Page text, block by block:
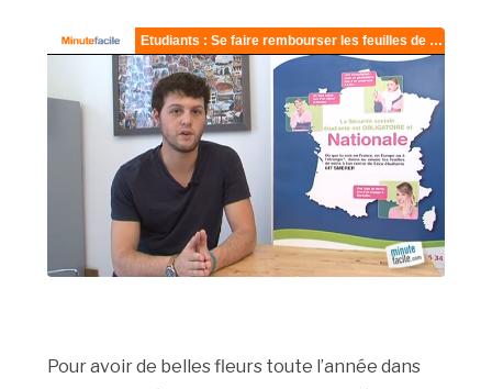
Pour avoir de belles fleurs toute l’année dans